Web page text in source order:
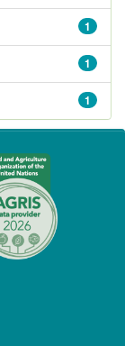
1
1
1